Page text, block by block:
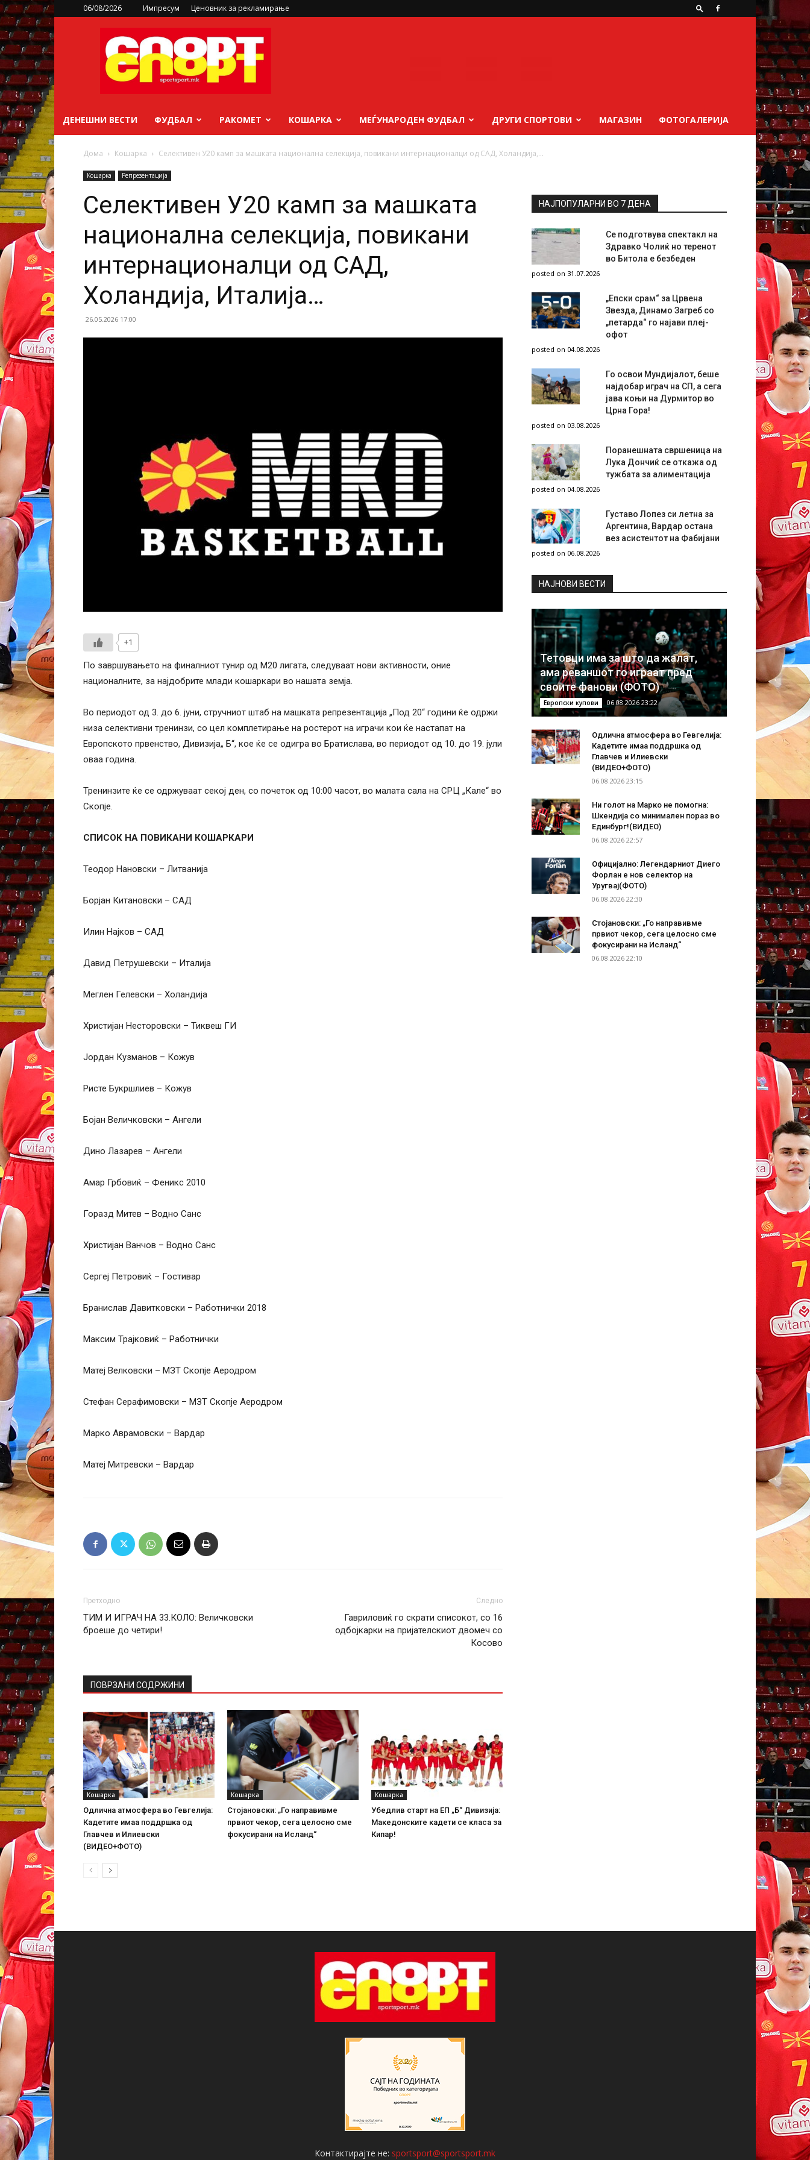
06/08/2026 Импресум Ценовник за рекламирање
sportsport.mk
ДЕНЕШНИ ВЕСТИ ФУДБАЛ РАКОМЕТ КОШАРКА МЕЃУНАРОДЕН ФУДБАЛ ДРУГИ СПОРТОВИ МАГАЗИН ФОТОГАЛЕРИЈА
Дома Кошарка Селективен У20 камп за машката национална селекција, повикани интернационалци од САД, Холандија,...
Кошарка Репрезентација
Селективен У20 камп за машката
национална селекција, повикани
интернационалци од САД,
Холандија, Италија…
26.05.2026 17:00
+1
По завршувањето на финалниот тунир од М20 лигата, следуваат нови активности, оние
националните, за најдобрите млади кошаркари во нашата земја.
Во периодот од 3. до 6. jуни, стручниот штаб на машката репрезентација „Под 20“ години ќе одржи
низа селективни тренинзи, со цел комплетирање на ростерот на играчи кои ќе настапат на
Европското првенство, Дивизија„ Б“, кое ќе се одигра во Братислава, во периодот од 10. до 19. јули
оваа година.
Тренинзите ќе се одржуваат секој ден, со почеток од 10:00 часот, во малата сала на СРЦ „Кале“ во
Скопје.
СПИСОК НА ПОВИКАНИ КОШАРКАРИ
Теодор Нановски – Литванија
Борјан Китановски – САД
Илин Најков – САД
Давид Петрушевски – Италија
Меглен Гелевски – Холандија
Христијан Несторовски – Тиквеш ГИ
Јордан Кузманов – Кожув
Ристе Букршлиев – Кожув
Бојан Величковски – Ангели
Дино Лазарев – Ангели
Амар Грбовиќ – Феникс 2010
Горазд Митев – Водно Санс
Христијан Ванчов – Водно Санс
Сергеј Петровиќ – Гостивар
Бранислав Давитковски – Работнички 2018
Максим Трајковиќ – Работнички
Матеј Велковски – МЗТ Скопје Аеродром
Стефан Серафимовски – МЗТ Скопје Аеродром
Марко Аврамовски – Вардар
Матеј Митревски – Вардар
Претходно
ТИМ И ИГРАЧ НА 33.КОЛО: Величковски
броеше до четири!
Следно
Гавриловиќ го скрати списокот, со 16
одбојкарки на пријателскиот двомеч со
Косово
ПОВРЗАНИ СОДРЖИНИ
Кошарка
Одлична атмосфера во Гевгелија:
Кадетите имаа поддршка од
Главчев и Илиевски
(ВИДЕО+ФОТО)
Кошарка
Стојановски: „Го направивме
првиот чекор, сега целосно сме
фокусирани на Исланд“
Кошарка
Убедлив старт на ЕП „Б“ Дивизија:
Македонските кадети се класа за
Кипар!
НАЈПОПУЛАРНИ ВО 7 ДЕНА
Се подготвува спектакл на
Здравко Чолиќ но теренот
во Битола е безбеден
posted on 31.07.2026
„Епски срам“ за Црвена
Звезда, Динамо Загреб со
„петарда“ го најави плеј-
офот
posted on 04.08.2026
Го освои Мундијалот, беше
најдобар играч на СП, а сега
јава коњи на Дурмитор во
Црна Гора!
posted on 03.08.2026
Поранешната свршеница на
Лука Дончиќ се откажа од
тужбата за алиментација
posted on 04.08.2026
Густаво Лопез си летна за
Аргентина, Вардар остана
вез асистентот на Фабијани
posted on 06.08.2026
НAЈНОВИ ВЕСТИ
Тетовци има за што да жалат,
ама реваншот го играат пред
своите фанови (ФОТО)
Европски купови 06.08.2026 23:22
Одлична атмосфера во Гевгелија:
Кадетите имаа поддршка од
Главчев и Илиевски
(ВИДЕО+ФОТО)
06.08.2026 23:15
Ни голот на Марко не помогна:
Шкендија со минимален пораз во
Единбург!(ВИДЕО)
06.08.2026 22:57
Официјално: Легендарниот Диего
Форлан е нов селектор на
Уругвај(ФОТО)
06.08.2026 22:30
Стојановски: „Го направивме
првиот чекор, сега целосно сме
фокусирани на Исланд“
06.08.2026 22:10
Контактирајте не: sportsport@sportsport.mk